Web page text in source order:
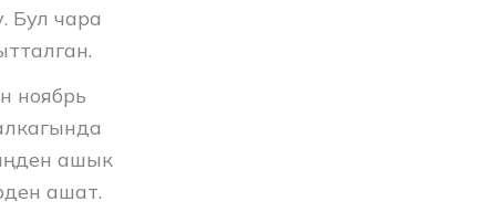
Бул чара
ноябрь
ашык
ашат.